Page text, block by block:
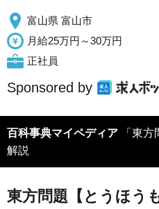
富山県 富山市
月給25万円～30万円
正社員
Sponsored by
百科事典マイペディア 「東
解説
東方問題【とうほう